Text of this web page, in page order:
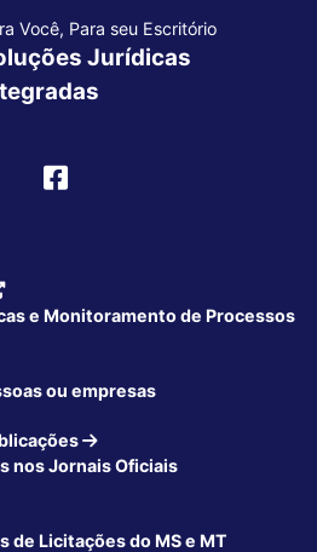
Você, Para seu Escritório
Jurídicas
e Monitoramento de Processos
ou empresas
nos Jornais Oficiais
de Licitações do MS e MT